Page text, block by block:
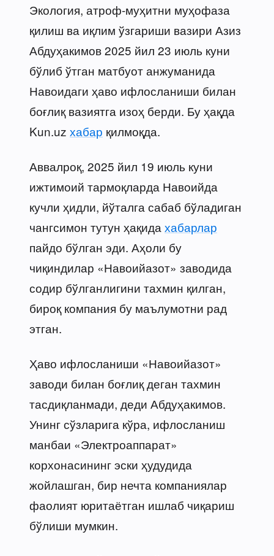
Экология, атроф-муҳитни муҳофаза
қилиш ва иқлим ўзгариши вазири Азиз
Абдуҳакимов 2025 йил 23 июль куни
бўлиб ўтган матбуот анжуманида
Навоидаги ҳаво ифлосланиши билан
боғлиқ вазиятга изоҳ берди. Бу ҳақда
Kun.uz хабар қилмоқда.
Аввалроқ, 2025 йил 19 июль куни
ижтимоий тармоқларда Навоийда
кучли ҳидли, йўталга сабаб бўладиган
чангсимон тутун ҳақида хабарлар
пайдо бўлган эди. Аҳоли бу
чиқиндилар «Навоийазот» заводида
содир бўлганлигини тахмин қилган,
бироқ компания бу маълумотни рад
этган.
Ҳаво ифлосланиши «Навоийазот»
заводи билан боғлиқ деган тахмин
тасдиқланмади, деди Абдуҳакимов.
Унинг сўзларига кўра, ифлосланиш
манбаи «Электроаппарат»
корхонасининг эски ҳудудида
жойлашган, бир нечта компаниялар
фаолият юритаётган ишлаб чиқариш
бўлиши мумкин.